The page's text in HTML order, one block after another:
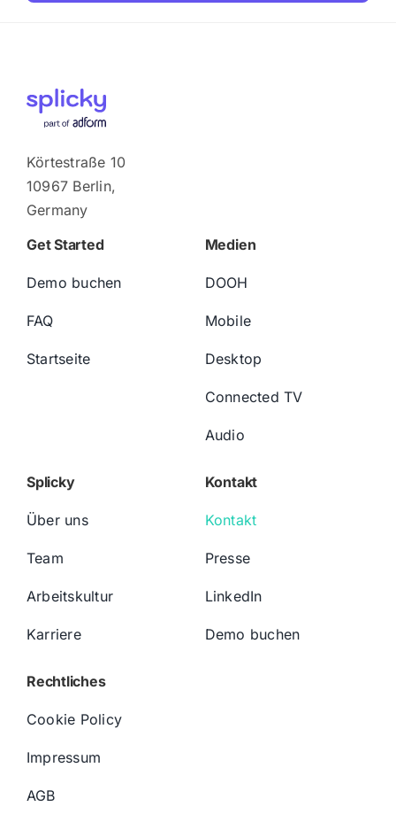
Körtestraße 10
10967 Berlin,
Germany
Get Started
Demo buchen
FAQ
Startseite
Medien
DOOH
Mobile
Desktop
Connected TV
Audio
Splicky
Über uns
Team
Arbeitskultur
Karriere
Kontakt
Kontakt
Presse
LinkedIn
Demo buchen
Rechtliches
Cookie Policy
Impressum
AGB